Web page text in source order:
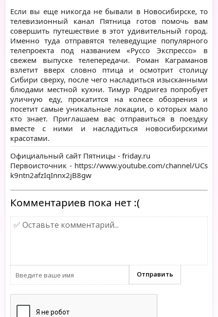
Если вы еще никогда не бывали в Новосибирске, то
телевизионный канал Пятница готов помочь вам
совершить путешествие в этот удивительный город.
Именно туда отправятся телеведущие популярного
телепроекта под названием «Руссо Экспрессо» в
свежем выпуске телепередачи. Роман Каграманов
взлетит вверх словно птица и осмотрит столицу
Сибири сверху, после чего насладиться изысканными
блюдами местной кухни. Тимур Родригез попробует
уличную еду, прокатится на колесе обозрения и
посетит самые уникальные локации, о которых мало
кто знает. Приглашаем вас отправиться в поездку
вместе с ними и насладиться новосибирскими
красотами.
Официальный сайт Пятницы - friday.ru
Первоисточник - https://www.youtube.com/channel/UCs
k9ntn2afzIqInnx2jB8gw
Комментариев пока нет :(